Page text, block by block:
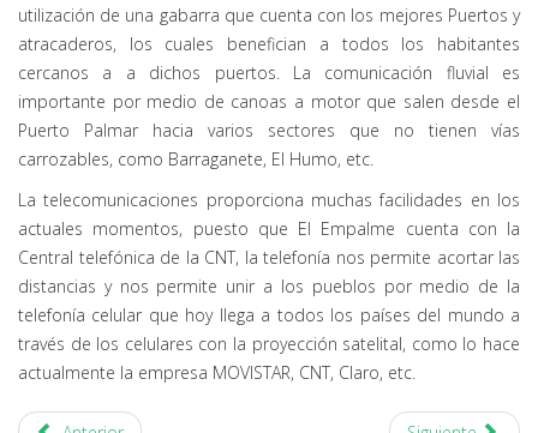
utilización de una gabarra que cuenta con los mejores Puertos y
atracaderos, los cuales benefician a todos los habitantes
cercanos a a dichos puertos. La comunicación fluvial es
importante por medio de canoas a motor que salen desde el
Puerto Palmar hacia varios sectores que no tienen vías
carrozables, como Barraganete, El Humo, etc.
La telecomunicaciones proporciona muchas facilidades en los
actuales momentos, puesto que El Empalme cuenta con la
Central telefónica de la CNT, la telefonía nos permite acortar las
distancias y nos permite unir a los pueblos por medio de la
telefonía celular que hoy llega a todos los países del mundo a
través de los celulares con la proyección satelital, como lo hace
actualmente la empresa MOVISTAR, CNT, Claro, etc.